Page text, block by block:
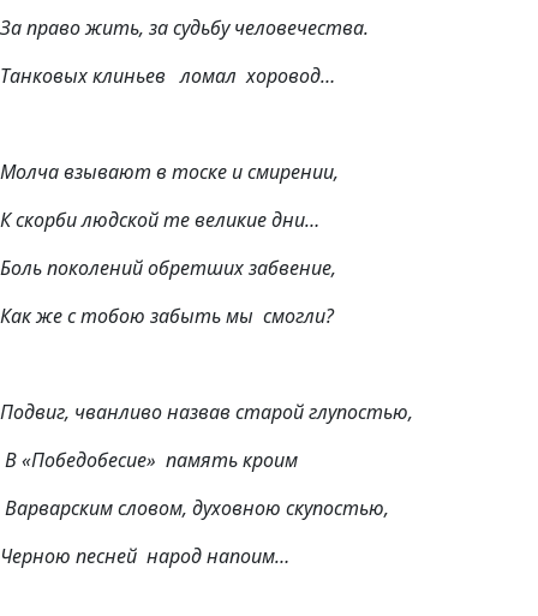
За право жить, за судьбу человечества.
Танковых клиньев ломал хоровод…
Молча взывают в тоске и смирении,
К скорби людской те великие дни…
Боль поколений обретших забвение,
Как же с тобою забыть мы смогли?
Подвиг, чванливо назвав старой глупостью,
В «Победобесие» память кроим
Варварским словом, духовною скупостью,
Черною песней народ напоим…